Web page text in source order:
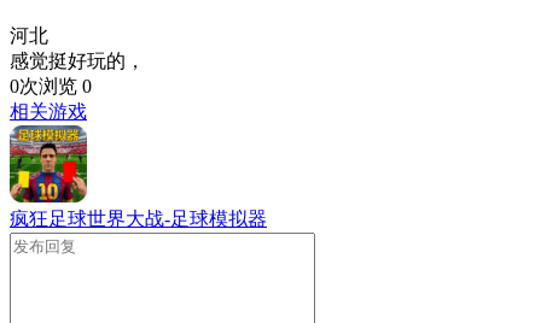
河北
感觉挺好玩的，
0次浏览 0
相关游戏
疯狂足球世界大战-足球模拟器